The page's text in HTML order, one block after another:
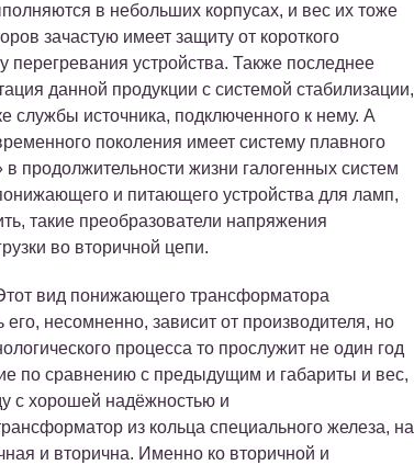
в небольших корпусах, и вес их тоже
зачастую имеет защиту от короткого
устройства. Также последнее
данной продукции с системой стабилизации,
службы источника, подключенного к нему. А
поколения имеет систему плавного
продолжительности жизни галогенных систем
и питающего устройства для ламп,
такие преобразователи напряжения
во вторичной цепи.
вид понижающего трансформатора
несомненно, зависит от производителя, но
процесса то прослужит не один год
по сравнению с предыдущим и габариты и вес,
с хорошей надёжностью и
из кольца специального железа, на
и вторична. Именно ко вторичной и